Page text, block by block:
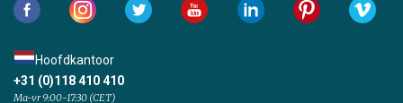
Hoofdkantoor
+31 (0)118 410 410
Ma-vr 9:00-17:30 (CET)